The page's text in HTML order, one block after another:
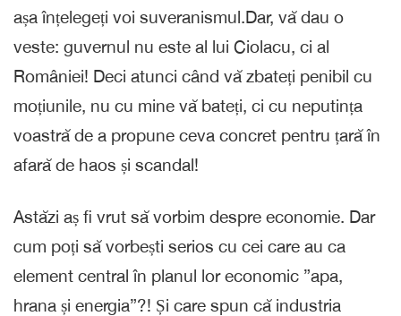
așa înțelegeți voi suveranismul.Dar, vă dau o
veste: guvernul nu este al lui Ciolacu, ci al
României! Deci atunci când vă zbateți penibil cu
moțiunile, nu cu mine vă bateți, ci cu neputința
voastră de a propune ceva concret pentru țară în
afară de haos și scandal!
Astăzi aș fi vrut să vorbim despre economie. Dar
cum poți să vorbești serios cu cei care au ca
element central în planul lor economic ”apa,
hrana și energia”?! Și care spun că industria